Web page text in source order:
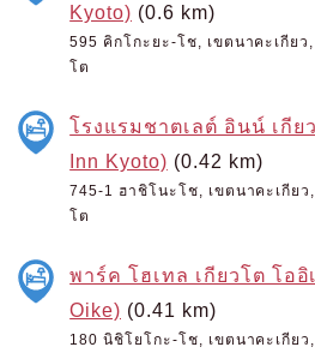
Kyoto) (0.6 km)
595 คิกโกะยะ-โช, เขตนาคะเกียว
โต
โรงแรมชาตเลต์ อินน์ เกีย
Inn Kyoto) (0.42 km)
745-1 ฮาชิโนะโช, เขตนาคะเกียว
โต
พาร์ค โฮเทล เกียวโต โออิ
Oike) (0.41 km)
180 นิชิโยโกะ-โช, เขตนาคะเกียว